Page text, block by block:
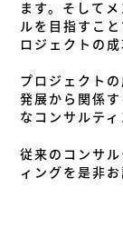
ます。そして
ルを目指すこ
ロジェクトの成
プロジェクト
発展から関係
なコンサルテ
従来のコンサ
ィングを是非お